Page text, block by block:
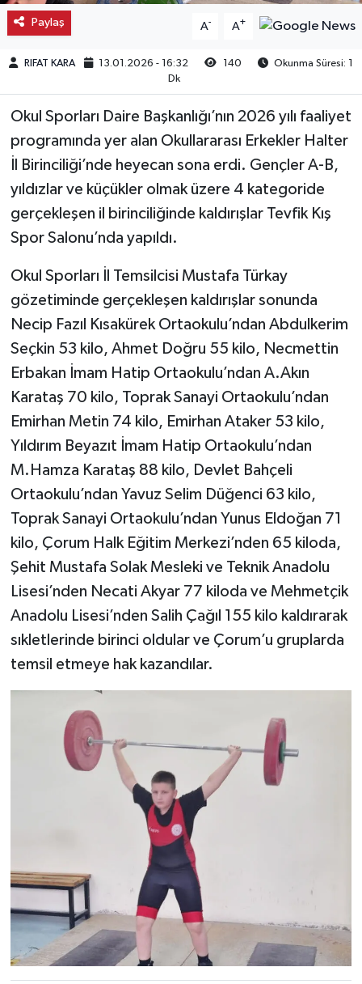
Paylaş A- A+
RIFAT KARA 13.01.2026 - 16:32 140
Okunma Süresi: 1
Dk
Okul Sporları Daire Başkanlığı’nın 2026 yılı faaliyet
programında yer alan Okullararası Erkekler Halter
İl Birinciliği’nde heyecan sona erdi. Gençler A-B,
yıldızlar ve küçükler olmak üzere 4 kategoride
gerçekleşen il birinciliğinde kaldırışlar Tevfik Kış
Spor Salonu’nda yapıldı.
Okul Sporları İl Temsilcisi Mustafa Türkay
gözetiminde gerçekleşen kaldırışlar sonunda
Necip Fazıl Kısakürek Ortaokulu’ndan Abdulkerim
Seçkin 53 kilo, Ahmet Doğru 55 kilo, Necmettin
Erbakan İmam Hatip Ortaokulu’ndan A.Akın
Karataş 70 kilo, Toprak Sanayi Ortaokulu’ndan
Emirhan Metin 74 kilo, Emirhan Ataker 53 kilo,
Yıldırım Beyazıt İmam Hatip Ortaokulu’ndan
M.Hamza Karataş 88 kilo, Devlet Bahçeli
Ortaokulu’ndan Yavuz Selim Düğenci 63 kilo,
Toprak Sanayi Ortaokulu’ndan Yunus Eldoğan 71
kilo, Çorum Halk Eğitim Merkezi’nden 65 kiloda,
Şehit Mustafa Solak Mesleki ve Teknik Anadolu
Lisesi’nden Necati Akyar 77 kiloda ve Mehmetçik
Anadolu Lisesi’nden Salih Çağıl 155 kilo kaldırarak
sıkletlerinde birinci oldular ve Çorum’u gruplarda
temsil etmeye hak kazandılar.
Mecitözü
Osmancık
Sungurlu
Uğurludağ